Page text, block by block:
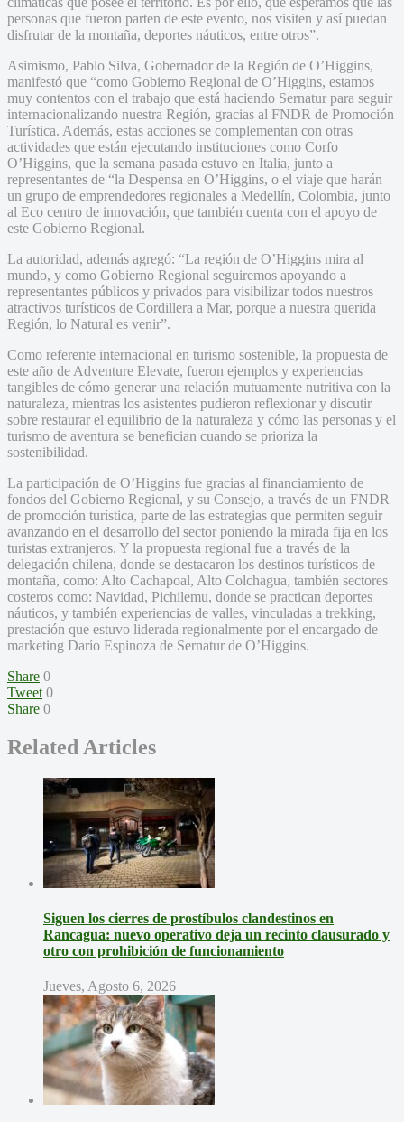
personas que fueron parten de este evento, nos visiten y así puedan
disfrutar de la montaña, deportes náuticos, entre otros”.
Asimismo, Pablo Silva, Gobernador de la Región de O’Higgins,
manifestó que “como Gobierno Regional de O’Higgins, estamos
muy contentos con el trabajo que está haciendo Sernatur para seguir
internacionalizando nuestra Región, gracias al FNDR de Promoción
Turística. Además, estas acciones se complementan con otras
actividades que están ejecutando instituciones como Corfo
O’Higgins, que la semana pasada estuvo en Italia, junto a
representantes de “la Despensa en O’Higgins, o el viaje que harán
un grupo de emprendedores regionales a Medellín, Colombia, junto
al Eco centro de innovación, que también cuenta con el apoyo de
este Gobierno Regional.
La autoridad, además agregó: “La región de O’Higgins mira al
mundo, y como Gobierno Regional seguiremos apoyando a
representantes públicos y privados para visibilizar todos nuestros
atractivos turísticos de Cordillera a Mar, porque a nuestra querida
Región, lo Natural es venir”.
Como referente internacional en turismo sostenible, la propuesta de
este año de Adventure Elevate, fueron ejemplos y experiencias
tangibles de cómo generar una relación mutuamente nutritiva con la
naturaleza, mientras los asistentes pudieron reflexionar y discutir
sobre restaurar el equilibrio de la naturaleza y cómo las personas y el
turismo de aventura se benefician cuando se prioriza la
sostenibilidad.
La participación de O’Higgins fue gracias al financiamiento de
fondos del Gobierno Regional, y su Consejo, a través de un FNDR
de promoción turística, parte de las estrategias que permiten seguir
avanzando en el desarrollo del sector poniendo la mirada fija en los
turistas extranjeros. Y la propuesta regional fue a través de la
delegación chilena, donde se destacaron los destinos turísticos de
montaña, como: Alto Cachapoal, Alto Colchagua, también sectores
costeros como: Navidad, Pichilemu, donde se practican deportes
náuticos, y también experiencias de valles, vinculadas a trekking,
prestación que estuvo liderada regionalmente por el encargado de
marketing Darío Espinoza de Sernatur de O’Higgins.
Share 0
Tweet 0
Share 0
Related Articles
Siguen los cierres de prostíbulos clandestinos en
Rancagua: nuevo operativo deja un recinto clausurado y
otro con prohibición de funcionamiento
Jueves, Agosto 6, 2026